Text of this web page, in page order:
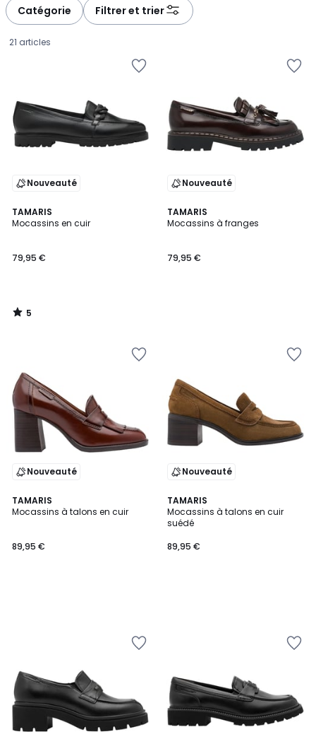
Catégorie Filtrer et trier
21 articles
Nouveauté
TAMARIS
Mocassins en cuir
€.
79,95 €
5
/
5
/
Nouveauté
TAMARIS
Mocassins à franges
79,95 €
Nouveauté
TAMARIS
Mocassins à talons en cuir
89,95 €
Nouveauté
TAMARIS
Mocassins à talons en cuir
suédé
89,95 €